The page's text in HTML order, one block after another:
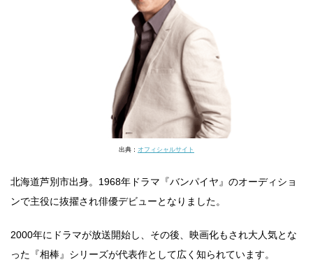
出典： オフィシャルサイト
北海道芦別市出身。1968年ドラマ『バンパイヤ』のオーディショ
ンで主役に抜擢され俳優デビューとなりました。
2000年にドラマが放送開始し、その後、映画化もされ大人気とな
った『相棒』シリーズが代表作として広く知られています。